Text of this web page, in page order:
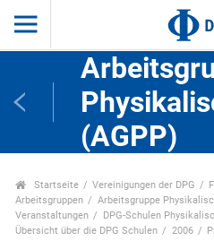
(AGPP)
Startseite Vereinigungen der DPG
Arbeitsgruppen
Arbeitsgruppe
Veranstaltungen
DPG-Schulen
Übersicht über die DPG Schulen
2006